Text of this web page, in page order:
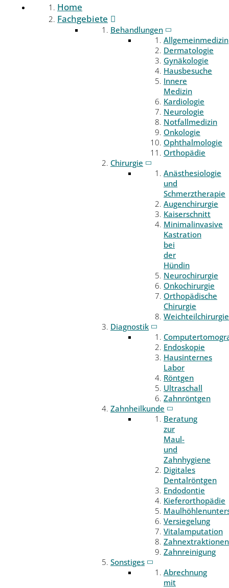
Home
Fachgebiete
Behandlungen
Allgemeinmedizin
Dermatologie
Gynäkologie
Hausbesuche
Innere
Medizin
Kardiologie
Neurologie
Notfallmedizin
Onkologie
Ophthalmologie
Orthopädie
Chirurgie
Anästhesiologie
und
Schmerztherapie
Augenchirurgie
Kaiserschnitt
Minimalinvasive
Kastration
bei
der
Hündin
Neurochirurgie
Onkochirurgie
Orthopädische
Chirurgie
Weichteilchirurgie
Diagnostik
Endoskopie
Hausinternes
Labor
Röntgen
Ultraschall
Zahnröntgen
Zahnheilkunde
Beratung
zur
Maul-
und
Zahnhygiene
Digitales
Dentalröntgen
Endodontie
Kieferorthopädie
Versiegelung
Vitalamputation
Zahnextraktionen
Zahnreinigung
Sonstiges
Abrechnung
mit